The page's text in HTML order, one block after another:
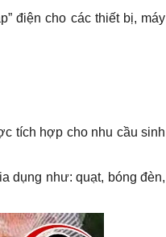
điện cho các thiết bị, máy
tích hợp cho nhu cầu sinh
dụng như: quạt, bóng đèn,